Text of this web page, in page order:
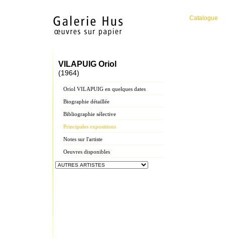
Catalogue
VILAPUIG Oriol
(1964)
Oriol VILAPUIG en quelques dates
Biographie détaillée
Bibliographie sélective
Principales expositions
Notes sur l'artiste
Oeuvres disponibles